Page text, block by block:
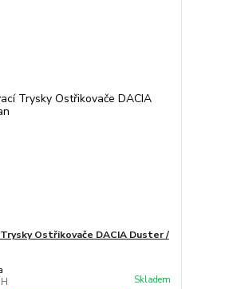
Ostřikovače DACIA Duster /
Skladem